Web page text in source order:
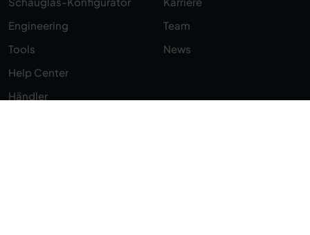
Engineering
Tools
Help Center
Team
News
Händler